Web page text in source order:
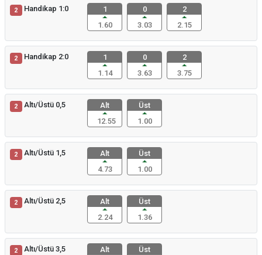
2 Handikap 1:0
1
1.60
0
3.03
2
2.15
2 Handikap 2:0
1
1.14
0
3.63
2
3.75
2 Altı/Üstü 0,5
Alt
12.55
Üst
1.00
2 Altı/Üstü 1,5
Alt
4.73
Üst
1.00
2 Altı/Üstü 2,5
Alt
2.24
Üst
1.36
2 Altı/Üstü 3,5
Alt
Üst